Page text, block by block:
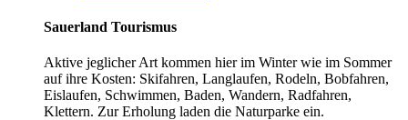
Sauerland Tourismus
Aktive jeglicher Art kommen hier im Winter wie im Sommer
auf ihre Kosten: Skifahren, Langlaufen, Rodeln, Bobfahren,
Eislaufen, Schwimmen, Baden, Wandern, Radfahren,
Klettern. Zur Erholung laden die Naturparke ein.